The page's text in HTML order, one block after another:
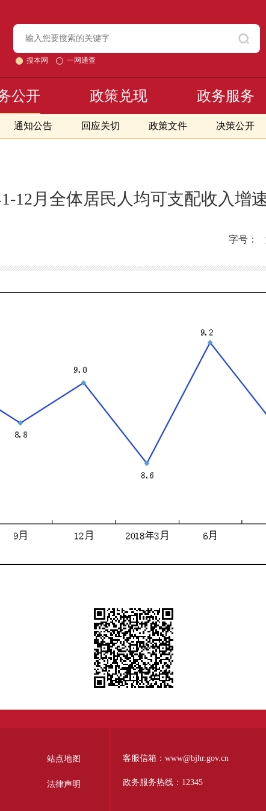
搜本网 一网通查
公开
通知公告 回应关切 政策文件 决策公开
政策兑现 政务服务
12月全体居民人均可支配收入增速
字号：
站点地图
法律声明
客服信箱：www@bjhr.gov.cn
政务服务热线：12345